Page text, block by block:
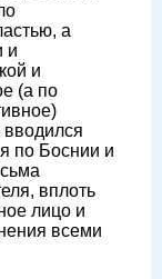
а
и
и
(а по
по Боснии и
вплоть
лицо и
всеми